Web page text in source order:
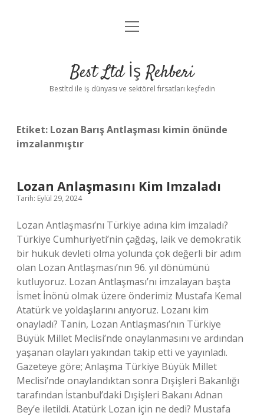
Anasayfa
Yasal Uyarı
menüyü
Best Ltd İş Rehberi
Bestltd ile iş dünyası ve sektörel fırsatları keşfedin
Etiket: Lozan Barış Antlaşması kimin önünde
imzalanmıştır
Lozan Anlaşmasını Kim Imzaladı
Tarih: Eylül 29, 2024
Lozan Antlaşması’nı Türkiye adına kim imzaladı?
Türkiye Cumhuriyeti’nin çağdaş, laik ve demokratik
bir hukuk devleti olma yolunda çok değerli bir adım
olan Lozan Antlaşması’nın 96. yıl dönümünü
kutluyoruz. Lozan Antlaşması’nı imzalayan başta
İsmet İnönü olmak üzere önderimiz Mustafa Kemal
Atatürk ve yoldaşlarını anıyoruz. Lozanı kim
onayladı? Tanin, Lozan Antlaşması’nın Türkiye
Büyük Millet Meclisi’nde onaylanmasını ve ardından
yaşanan olayları yakından takip etti ve yayınladı.
Gazeteye göre; Anlaşma Türkiye Büyük Millet
Meclisi’nde onaylandıktan sonra Dışişleri Bakanlığı
tarafından İstanbul’daki Dışişleri Bakanı Adnan
Bey’e iletildi. Atatürk Lozan için ne dedi? Mustafa